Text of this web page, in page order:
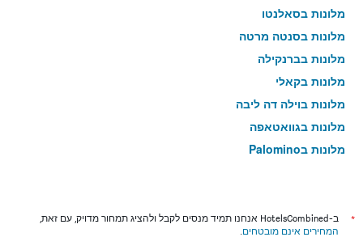
מלונות בסאלנטו
מלונות בסנטה מרטה
מלונות בברנקילה
מלונות בקאלי
מלונות בוילה דה ליבה
מלונות בגוואטאפה
מלונות בPalomino
*
ב-HotelsCombined אנחנו תמיד מנסים לקבל ולהציג תמחור מדויק, עם זאת,
המחירים אינם מובטחים.